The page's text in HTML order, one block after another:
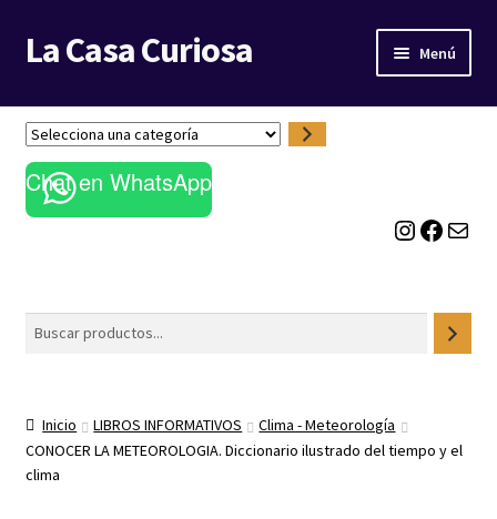
Ir
a
navegación
Ir
al
La Casa Curiosa Menú
LIBRERÍA
BLOG
S
e
l
e
a
c
a
Chat en WhatsApp
Instagram Facebook Correo electrónico
Buscar
Inicio LIBROS INFORMATIVOS
Clima - Meteorología
CONOCER LA METEOROLOGIA. Diccionario ilustrado del tiempo y el
clima